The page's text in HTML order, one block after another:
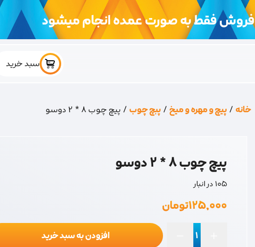
فروش فقط به صورت عمده انجام میشود
سبد خرید
خانه/ پیچ و مهره و میخ/ پبچ چوب/ پیچ چوب 8 * 2 دوسو
پیچ چوب 8 * 2 دوسو
105 در انبار
۱۲۵,۰۰۰تومان
افزودن به سبد خرید